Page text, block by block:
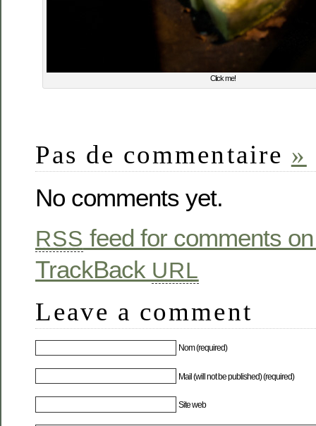
Click me!
Pas de commentaire »
No comments yet.
RSS feed for comments
TrackBack URL
Leave a comment
Nom (required)
Mail (will not be published) (required)
Site web